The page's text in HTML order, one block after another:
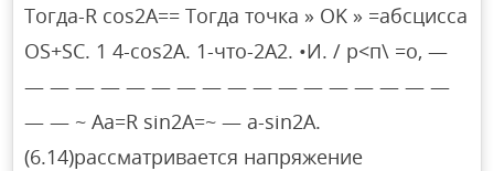
Тогда-R cos2A== Тогда точка » OK » =абсцисса
OS+SC. 1 4-cos2A. 1-что-2А2. •И. / р<п\ =o, —
— — — — — — — — — — — — — — — — —
— — ~ Aa=R sin2A=~ — a-sin2A.
(6.14)рассматривается напряжение